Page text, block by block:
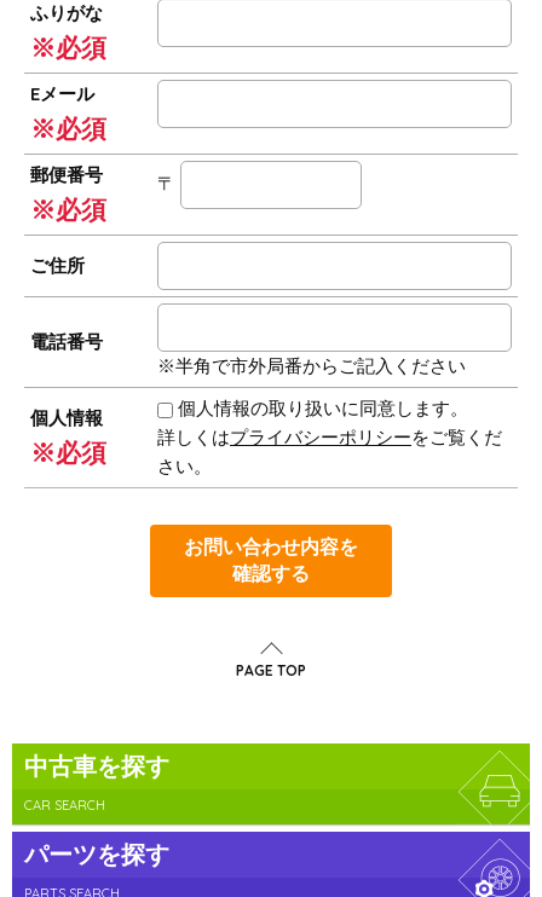
ふりがな
※必須
Eメール
※必須
郵便番号
※必須
〒
ご住所
電話番号
※半角で市外局番からご記入ください
個人情報
※必須
個人情報の取り扱いに同意します。
詳しくはプライバシーポリシーをご覧くだ
さい。
お問い合わせ内容を
確認する
PAGE TOP
中古車を探す
CAR SEARCH
パーツを探す
PARTS SEARCH